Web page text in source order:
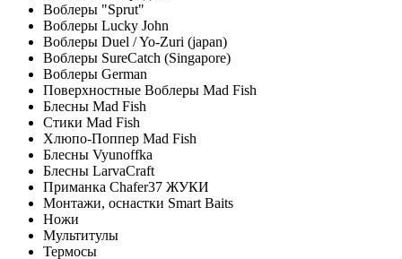
Воблеры "Sprut"
Воблеры Lucky John
Воблеры Duel / Yo-Zuri (japan)
Воблеры SureCatch (Singapore)
Воблеры German
Поверхностные Воблеры Mad Fish
Блесны Mad Fish
Стики Mad Fish
Хлюпо-Поппер Mad Fish
Блесны Vyunoffka
Блесны LarvaCraft
Приманка Chafer37 ЖУКИ
Монтажи, оснастки Smart Baits
Ножи
Мультитулы
Термосы